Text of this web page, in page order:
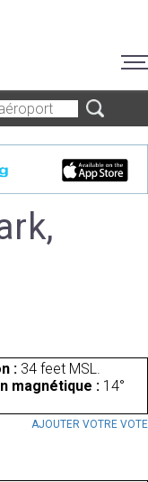
: 34 feet MSL.
magnétique : 14°
AJOUTER VOTRE VOTE